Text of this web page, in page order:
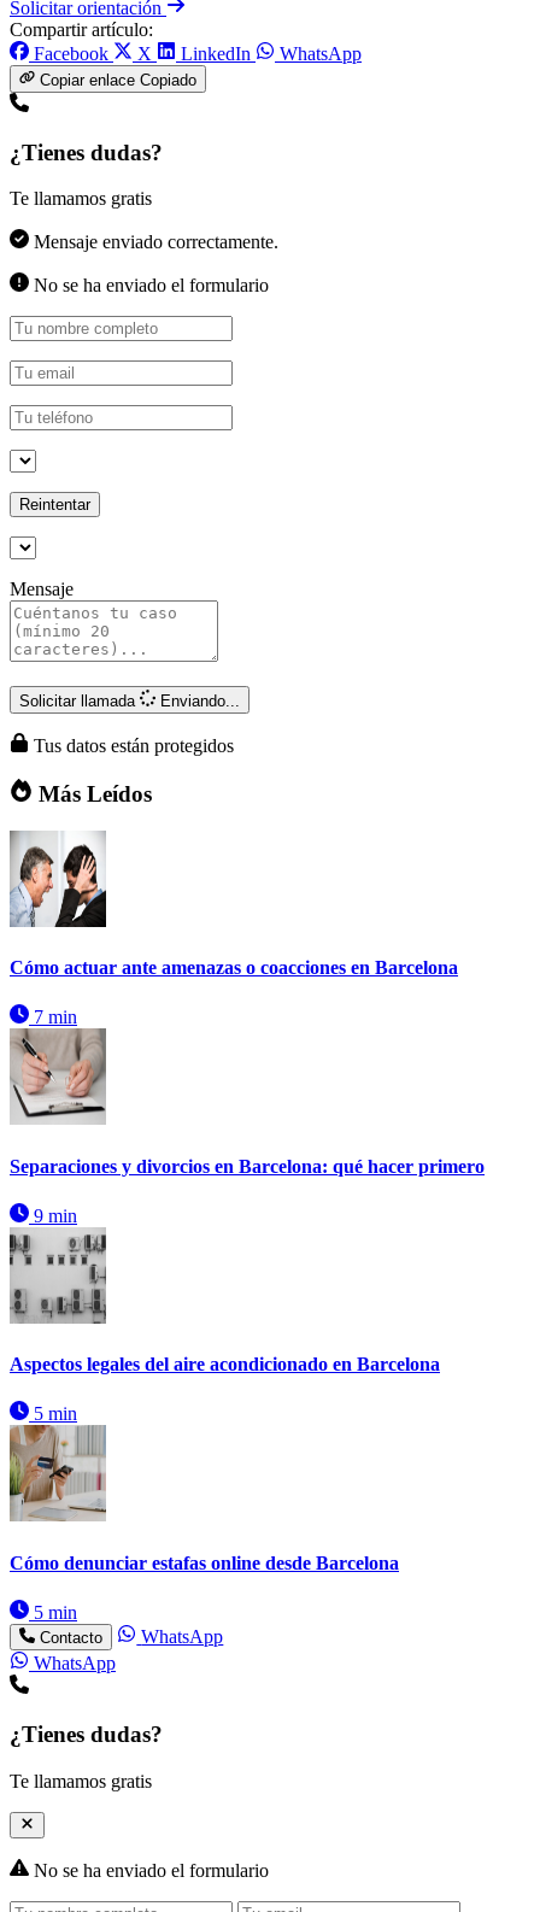
Solicitar orientación
Compartir artículo:
Facebook
X LinkedIn WhatsApp
Copiar enlace Copiado
¿Tienes dudas?
Te llamamos gratis
Mensaje enviado correctamente.
No se ha enviado el formulario
Reintentar
Mensaje
Solicitar llamada Enviando...
Tus datos están protegidos
Más Leídos
Cómo actuar ante amenazas o coacciones en Barcelona
7 min
Separaciones y divorcios en Barcelona: qué hacer primero
9 min
Aspectos legales del aire acondicionado en Barcelona
5 min
Cómo denunciar estafas online desde Barcelona
5 min
Contacto
WhatsApp
WhatsApp
¿Tienes dudas?
Te llamamos gratis
No se ha enviado el formulario